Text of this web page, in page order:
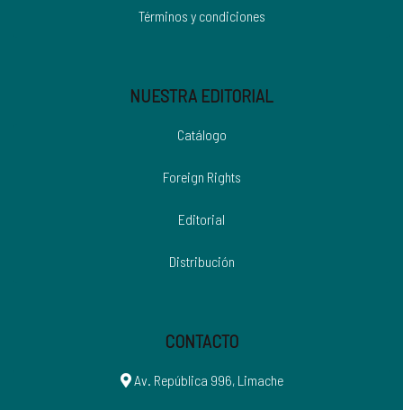
Términos y condiciones
NUESTRA EDITORIAL
Catálogo
Foreign Rights
Editorial
Distribución
CONTACTO
Av. República 996, Limache